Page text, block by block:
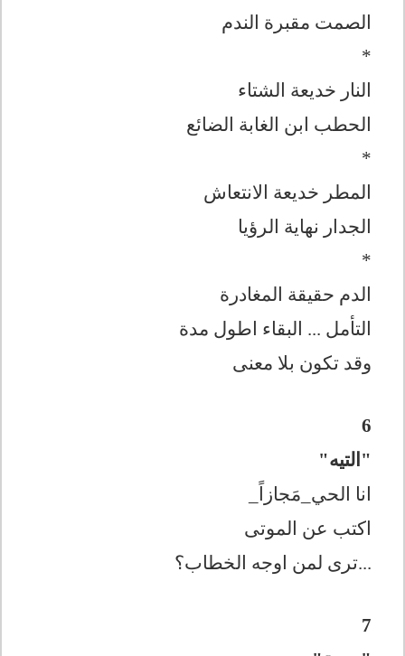
الصمت مقبرة الندم
*
النار خديعة الشتاء
الحطب ابن الغابة الضائع
*
المطر خديعة الانتعاش
الجدار نهاية الرؤيا
*
الدم حقيقة المغادرة
التأمل ... البقاء اطول مدة
وقد تكون بلا معنى
6
"التيه"
انا الحي_مَجازاً_
اكتب عن الموتى
...ترى لمن اوجه الخطاب؟
7